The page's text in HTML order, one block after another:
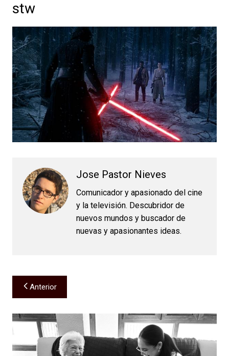
stw
Jose Pastor Nieves
Comunicador y apasionado del cine
y la televisión. Descubridor de
nuevos mundos y buscador de
nuevas y apasionantes ideas.
Navegación
de
entradas
Anterior